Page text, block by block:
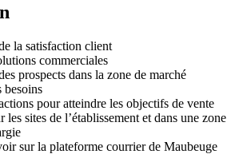
la satisfaction client
commerciales
prospects dans la zone de marché
besoins
pour atteindre les objectifs de vente
les sites de l’établissement et dans une zone
sur la plateforme courrier de Maubeuge